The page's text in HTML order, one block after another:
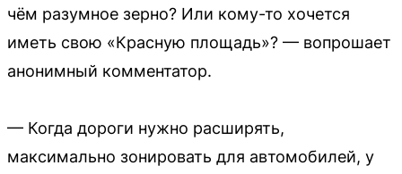
чём разумное зерно? Или кому-то хочется
иметь свою «Красную площадь»? — вопрошает
анонимный комментатор.
— Когда дороги нужно расширять,
максимально зонировать для автомобилей, у